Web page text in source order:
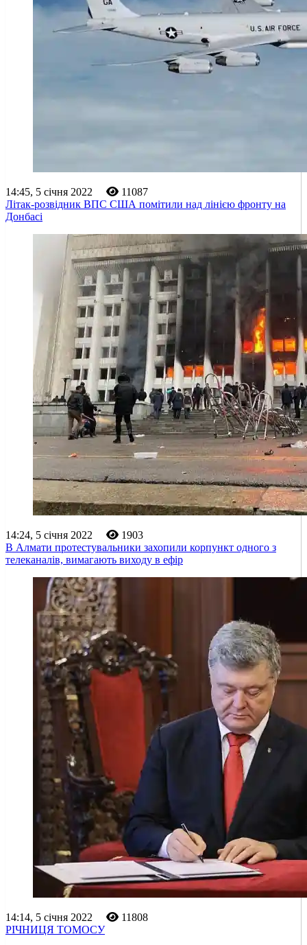
14:45, 5 січня 2022
11087
Літак-розвідник ВПС США помітили над лінією фронту на
Донбасі
14:24, 5 січня 2022
1903
В Алмати протестувальники захопили корпункт одного з
телеканалів, вимагають виходу в ефір
14:14, 5 січня 2022
11808
РІЧНИЦЯ ТОМОСУ